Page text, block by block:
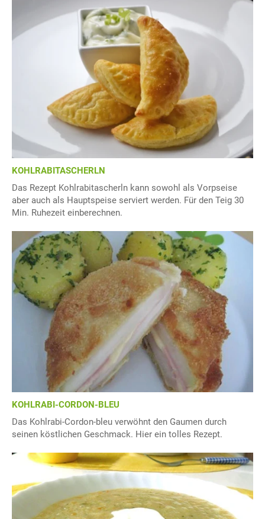
KOHLRABITASCHERLN
Das Rezept Kohlrabitascherln kann sowohl als Vorpseise
aber auch als Hauptspeise serviert werden. Für den Teig 30
Min. Ruhezeit einberechnen.
KOHLRABI-CORDON-BLEU
Das Kohlrabi-Cordon-bleu verwöhnt den Gaumen durch
seinen köstlichen Geschmack. Hier ein tolles Rezept.